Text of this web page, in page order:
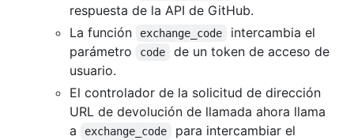
respuesta de la API de GitHub.
La función
exchange_code
intercambia el
parámetro
code
de un token de acceso de
usuario.
El controlador de la solicitud de dirección
URL de devolución de llamada ahora llama
a
exchange_code
para intercambiar el